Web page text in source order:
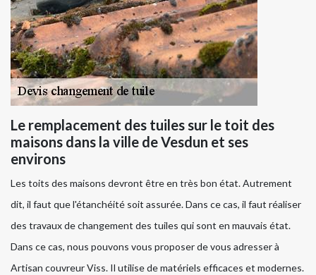
Le remplacement des tuiles sur le toit des
maisons dans la ville de Vesdun et ses
environs
Les toits des maisons devront être en très bon état. Autrement
dit, il faut que l'étanchéité soit assurée. Dans ce cas, il faut réaliser
des travaux de changement des tuiles qui sont en mauvais état.
Dans ce cas, nous pouvons vous proposer de vous adresser à
Artisan couvreur Viss. Il utilise de matériels efficaces et modernes.